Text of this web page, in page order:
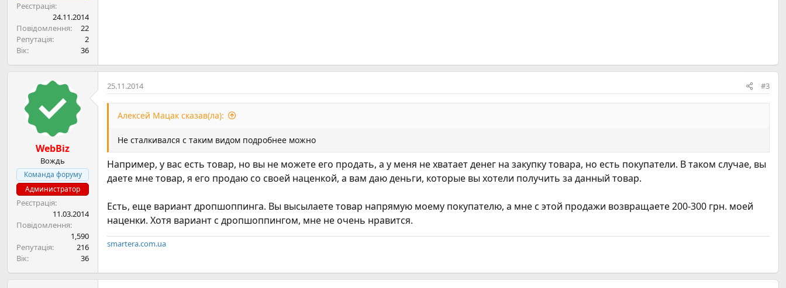
Реєстрація
24.11.2014
Повідомлення
22
Репутація
2
Вік
36
WebBiz
Вождь
Команда форуму
Администратор
Реєстрація
11.03.2014
Повідомлення
1,590
Репутація
216
Вік
36
25.11.2014 #3
Алексей Мацак сказав(ла):
Не сталкивался с таким видом подробнее можно
Например, у вас есть товар, но вы не можете его продать, а у меня не хватает денег на закупку товара, но есть покупатели. В таком случае, вы
даете мне товар, я его продаю со своей наценкой, а вам даю деньги, которые вы хотели получить за данный товар.
Есть, еще вариант дропшоппинга. Вы высылаете товар напрямую моему покупателю, а мне с этой продажи возвращаете 200-300 грн. моей
наценки. Хотя вариант с дропшоппингом, мне не очень нравится.
smartera.com.ua